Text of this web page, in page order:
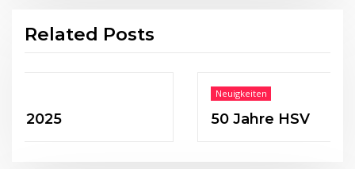
Related Posts
Neuigkeiten
50 Jahre HSV